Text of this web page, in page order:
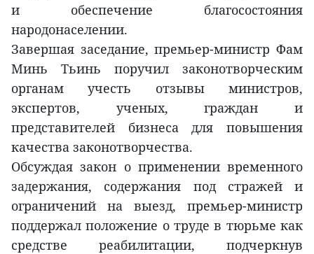
и обеспечение благосостояния
народонаселении.
Завершая заседание, премьер-министр Фам
Минь Тьинь поручил законотворческим
органам учесть отзывы министров,
экспертов, ученых, граждан и
представителей бизнеса для повышения
качества законотворчества.
Обсуждая закон о применении временного
задержания, содержания под стражей и
ограничений на выезд, премьер-министр
поддержал положение о труде в тюрьме как
средстве реабилитации, подчеркнув